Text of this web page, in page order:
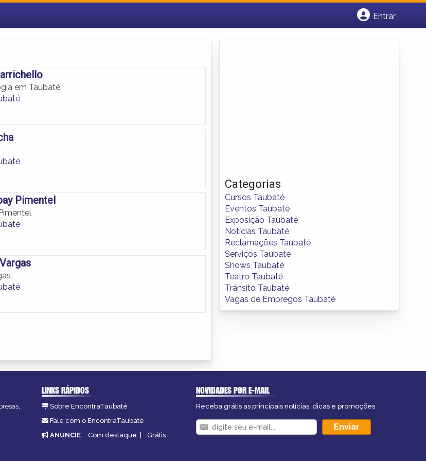
Entrar
em Taubaté.
Pimentel
Categorias
Cursos Taubaté
Eventos Taubaté
Exposição Taubaté
Notícias Taubaté
Reclamações Taubaté
Serviços Taubaté
Shows Taubaté
Teatro Taubaté
Trânsito Taubaté
Vagas de Empregos Taubaté
LINKS RÁPIDOS
Sobre EncontraTaubaté
Fale com o EncontraTaubaté
ANUNCIE: Com destaque | Grátis
NOVIDADES POR E-MAIL
Receba grátis as principais notícias, dicas e promoções